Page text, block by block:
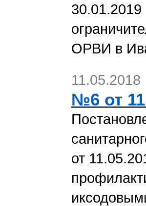
ОРВИ в
11.05.2018
№6 от
от